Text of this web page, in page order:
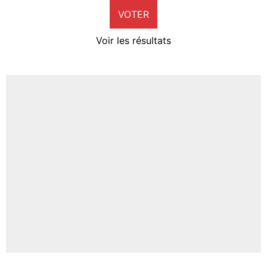
VOTER
Voir les résultats